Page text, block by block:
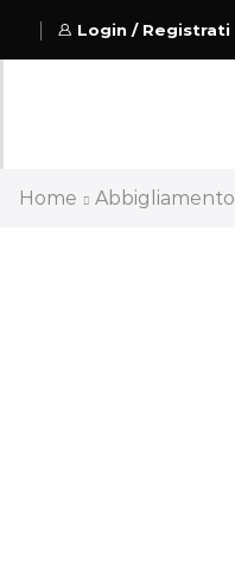
Login / Registrati
Home Abbigliamento